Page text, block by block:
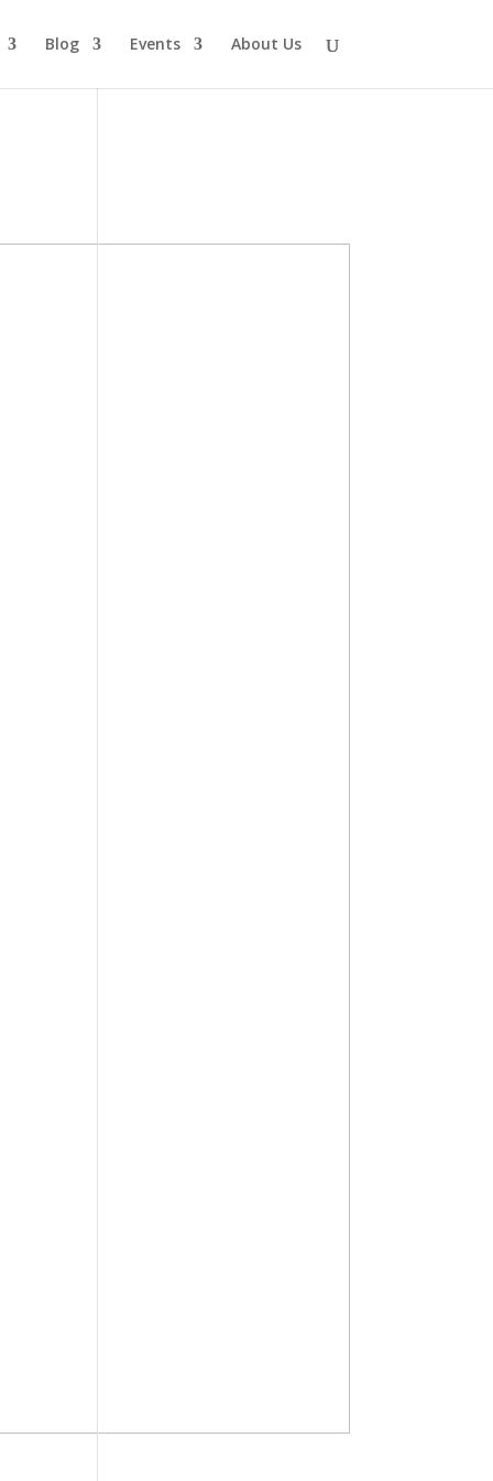
Blog Events About Us